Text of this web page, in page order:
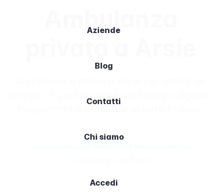
Aziende
Blog
Contatti
Chi siamo
Accedi
Ambulanza
servizio di prenotazione ambulanza digitale,